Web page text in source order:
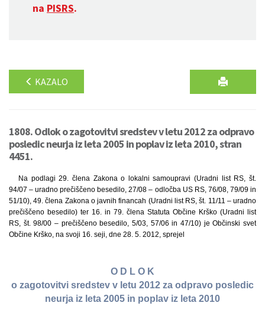
na PISRS.
KAZALO
1808. Odlok o zagotovitvi sredstev v letu 2012 za odpravo
posledic neurja iz leta 2005 in poplav iz leta 2010, stran
4451.
Na podlagi 29. člena Zakona o lokalni samoupravi (Uradni list RS, št.
94/07 – uradno prečiščeno besedilo, 27/08 – odločba US RS, 76/08, 79/09 in
51/10), 49. člena Zakona o javnih financah (Uradni list RS, št. 11/11 – uradno
prečiščeno besedilo) ter 16. in 79. člena Statuta Občine Krško (Uradni list
RS, št. 98/00 – prečiščeno besedilo, 5/03, 57/06 in 47/10) je Občinski svet
Občine Krško, na svoji 16. seji, dne 28. 5. 2012, sprejel
O D L O K
o zagotovitvi sredstev v letu 2012 za odpravo posledic
neurja iz leta 2005 in poplav iz leta 2010